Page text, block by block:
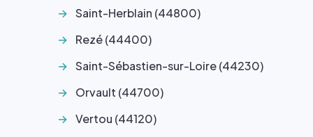
Saint-Herblain (44800)
Rezé (44400)
Saint-Sébastien-sur-Loire (44230)
Orvault (44700)
Vertou (44120)